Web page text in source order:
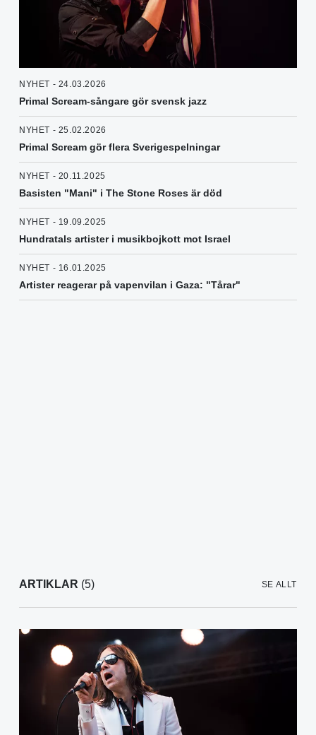
NYHET - 24.03.2026
Primal Scream-sångare gör svensk jazz
NYHET - 25.02.2026
Primal Scream gör flera Sverigespelningar
NYHET - 20.11.2025
Basisten "Mani" i The Stone Roses är död
NYHET - 19.09.2025
Hundratals artister i musikbojkott mot Israel
NYHET - 16.01.2025
Artister reagerar på vapenvilan i Gaza: "Tårar"
ARTIKLAR (5) SE ALLT